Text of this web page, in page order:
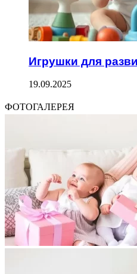
Игрушки для
19.09.2025
ФОТОГАЛЕРЕЯ